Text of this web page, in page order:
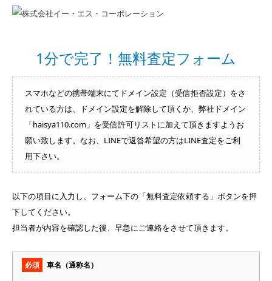
1分で完了！無料査定フォーム
スマホなどの携帯端末にてドメイン設定（受信拒否設定）をさ
れている方は、ドメイン設定を解除して頂くか、弊社ドメイン
「haisya110.com」を受信許可リストに加えて頂きますようお
願い致します。なお、LINEで返答希望の方はLINE査定をご利
用下さい。
以下の項目に入力し、フォーム下の「無料査定依頼する」ボタンを押
下してください。
担当者が内容を確認した後、早急にご連絡をさせて頂きます。
必須 車名（通称名）